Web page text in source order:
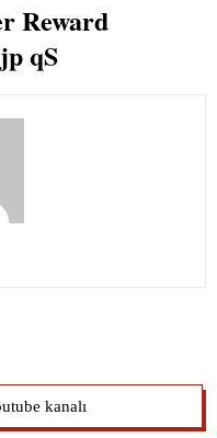
Reward
qS
kanalı